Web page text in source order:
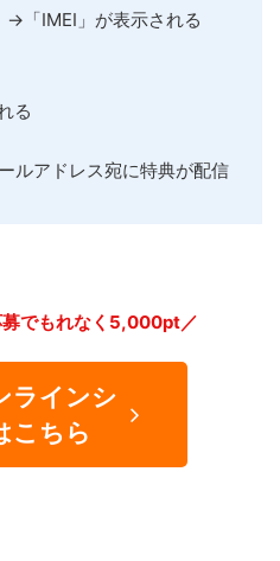
「IMEI」が表示される
る
ルアドレス宛に特典が配信
募でもれなく5,000pt／
ラインシ
こちら